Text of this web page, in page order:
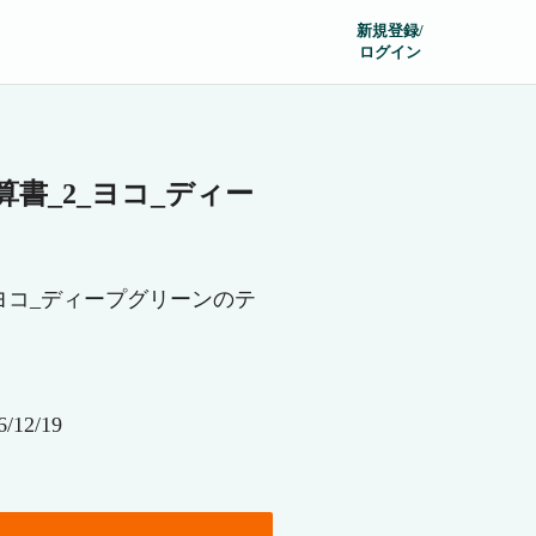
新規登録/
ログイン
書_2_ヨコ_ディー
_ディープグリーンのテ
12/19